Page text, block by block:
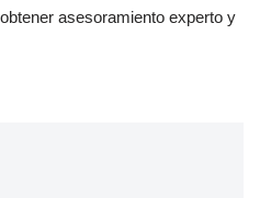
asesoramiento experto y